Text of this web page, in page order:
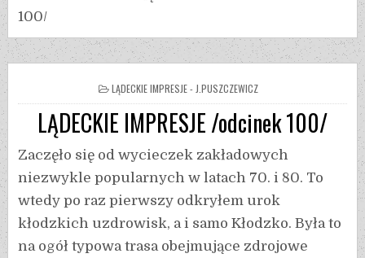
100/
LĄDECKIE IMPRESJE - J.PUSZCZEWICZ
LĄDECKIE IMPRESJE /odcinek 100/
Zaczęło się od wycieczek zakładowych
niezwykle popularnych w latach 70. i 80. To
wtedy po raz pierwszy odkryłem urok
kłodzkich uzdrowisk, a i samo Kłodzko. Była to
na ogół typowa trasa obejmujące zdrojowe